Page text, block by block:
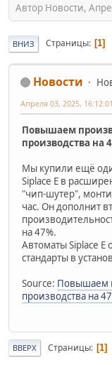
Автор Новости,
ВНИЗ Страницы 1
Новости
Апреля 03, 2025,
Повышаем
производства на
Мы купили ещё
Siplace E в
"чип-шутер",
час. Он дополнит
на 47%.
Автоматы Siplace
стандарты в
Source: Повышаем
производства на
ВВЕРХ Страницы 1